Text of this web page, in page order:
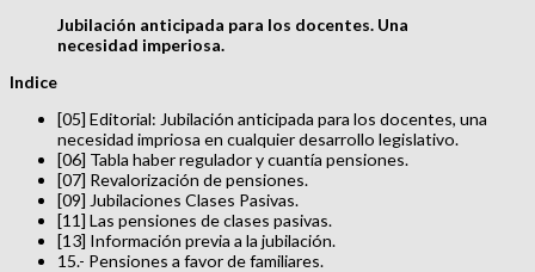
Jubilación anticipada para los docentes. Una
necesidad imperiosa.
Indice
[05] Editorial: Jubilación anticipada para los docentes, una
necesidad impriosa en cualquier desarrollo legislativo.
[06] Tabla haber regulador y cuantía pensiones.
[07] Revalorización de pensiones.
[09] Jubilaciones Clases Pasivas.
[11] Las pensiones de clases pasivas.
[13] Información previa a la jubilación.
15.- Pensiones a favor de familiares.